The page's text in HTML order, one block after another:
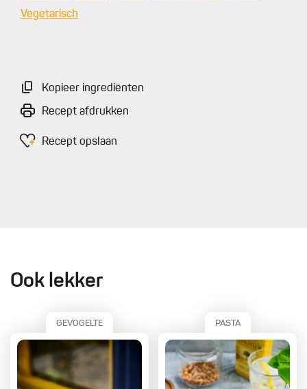
Vegetarisch
Kopieer ingrediënten
Recept afdrukken
Recept opslaan
Ook lekker
GEVOGELTE PASTA